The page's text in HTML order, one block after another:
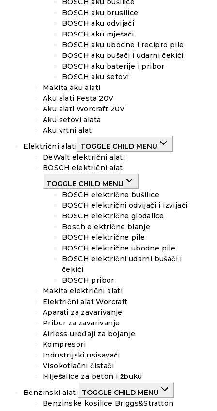
BOSCH aku bušilice
BOSCH aku brusilice
BOSCH aku odvijači
BOSCH aku mješači
BOSCH aku ubodne i recipro pile
BOSCH aku bušači i udarni čekići
BOSCH aku baterije i pribor
BOSCH aku setovi
Makita aku alati
Aku alati Festa 20V
Aku alati Worcraft 20V
Aku setovi alata
Aku vrtni alat
Električni alati TOGGLE CHILD MENU
DeWalt električni alati
BOSCH električni alat
TOGGLE CHILD MENU
BOSCH električne bušilice
BOSCH električni odvijači i izvijači
BOSCH električne glodalice
Bosch električne blanje
BOSCH električne pile
BOSCH električne ubodne pile
BOSCH električni udarni bušači i
čekići
BOSCH pribor
Makita električni alati
Električni alat Worcraft
Aparati za zavarivanje
Pribor za zavarivanje
Airless uređaji za bojanje
Kompresori
Industrijski usisavači
Visokotlačni čistači
Miješalice za beton i žbuku
Benzinski alati TOGGLE CHILD MENU
Benzinske kosilice Briggs&Stratton